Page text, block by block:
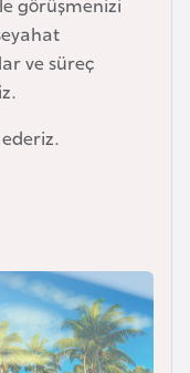
ve süreç